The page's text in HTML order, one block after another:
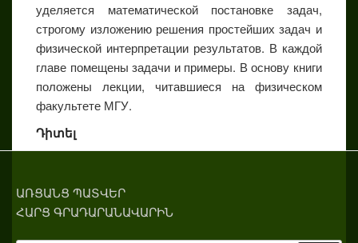
уделяется математической постановке задач,
строгому изложению решения простейших задач и
физической интерпретации результатов. В каждой
главе помещены задачи и примеры. В основу книги
положены лекции, читавшиеся на физическом
факультете МГУ.
Դիտել
ԱՌՑԱՆՑ ՊԱՏՎԵՐ
ՀԱՐՑ ԳՐԱԴԱՐԱՆԱՎԱՐԻՆ